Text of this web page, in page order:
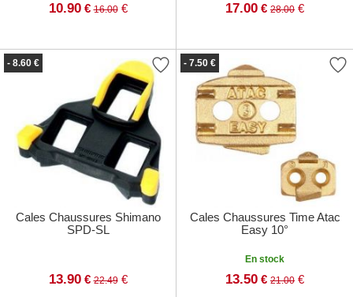
10.90 € 16.00€ 17.00 € 28.00 €
- 8.60 €
Cales Chaussures Shimano
SPD-SL
13.90 € 22.49€
- 7.50 €
Cales Chaussures Time Atac
Easy 10°
En stock
13.50 € 21.00 €